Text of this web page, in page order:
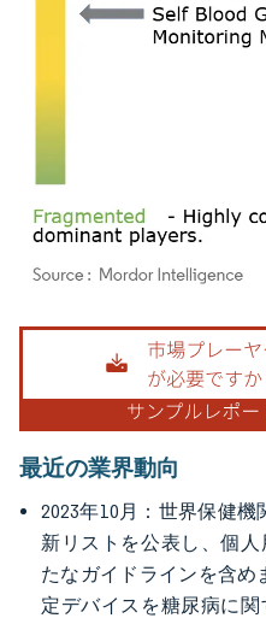
画像 © Mordor Intelligence。再利用
最近の業界動向
2023年10月：世界保健
新リストを公表し、個
たなガイドラインを含め
定デバイスを糖尿病に